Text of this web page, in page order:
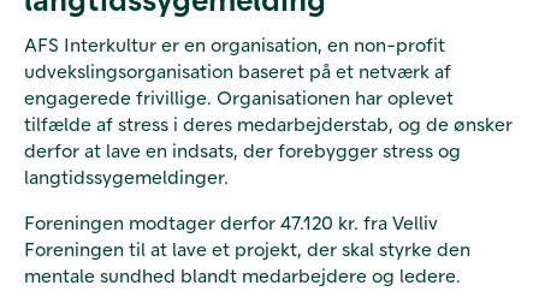
AFS Interkultur er en organisation, en non-profit
udvekslingsorganisation baseret på et netværk af
engagerede frivillige. Organisationen har oplevet
tilfælde af stress i deres medarbejderstab, og de ønsker
derfor at lave en indsats, der forebygger stress og
langtidssygemeldinger.
Foreningen modtager derfor 47.120 kr. fra Velliv
Foreningen til at lave et projekt, der skal styrke den
mentale sundhed blandt medarbejdere og ledere.